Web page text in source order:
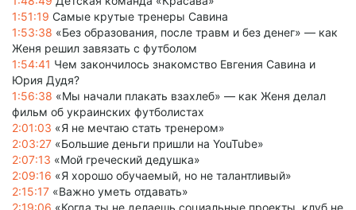
1:51:19 Самые крутые тренеры Савина
1:53:38 «Без образования, после травм и без денег» — как
Женя решил завязать с футболом
1:54:41 Чем закончилось знакомство Евгения Савина и
Юрия Дудя?
1:56:38 «Мы начали плакать взахлеб» — как Женя делал
фильм об украинских футболистах
2:01:03 «Я не мечтаю стать тренером»
2:03:27 «Большие деньги пришли на YouTube»
2:07:13 «Мой греческий дедушка»
2:09:16 «Я хорошо обучаемый, но не талантливый»
2:15:17 «Важно уметь отдавать»
2:19:06 «Когда ты не делаешь социальные проекты, клуб не